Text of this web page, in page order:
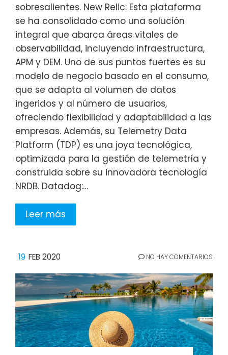
sobresalientes. New Relic: Esta plataforma
se ha consolidado como una solución
integral que abarca áreas vitales de
observabilidad, incluyendo infraestructura,
APM y DEM. Uno de sus puntos fuertes es su
modelo de negocio basado en el consumo,
que se adapta al volumen de datos
ingeridos y al número de usuarios,
ofreciendo flexibilidad y adaptabilidad a las
empresas. Además, su Telemetry Data
Platform (TDP) es una joya tecnológica,
optimizada para la gestión de telemetría y
construida sobre su innovadora tecnología
NRDB. Datadog:…
Leer más
19 FEB 2020 NO HAY COMENTARIOS